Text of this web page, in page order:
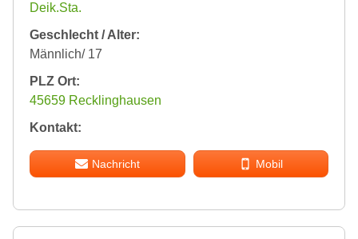
Deik.Sta.
Geschlecht / Alter:
Männlich/ 17
PLZ Ort:
45659 Recklinghausen
Kontakt:
Nachricht Mobil